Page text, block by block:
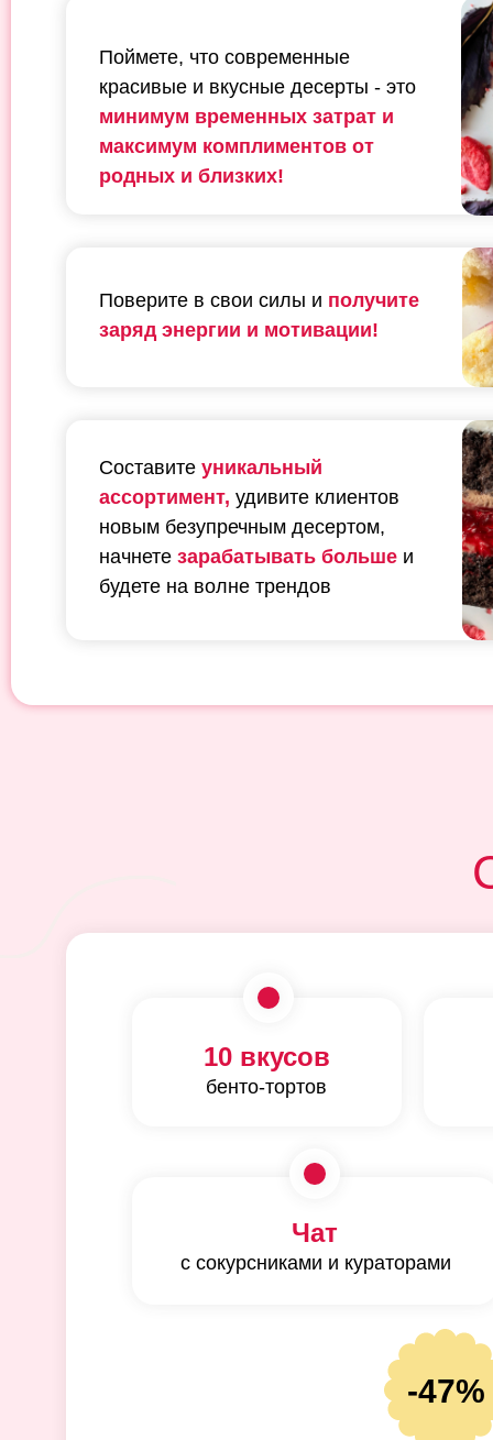
Поймете, что современные
красивые и вкусные десерты - это
минимум временных затрат и
максимум комплиментов от
родных и близких!
Поверите в свои силы и получите
заряд энергии и мотивации!
Составите уникальный
ассортимент, удивите клиентов
новым безупречным десертом,
начнете зарабатывать больше и
будете на волне трендов
10 вкусов
бенто-тортов
с сокурсниками и кураторами
Чат
-47%